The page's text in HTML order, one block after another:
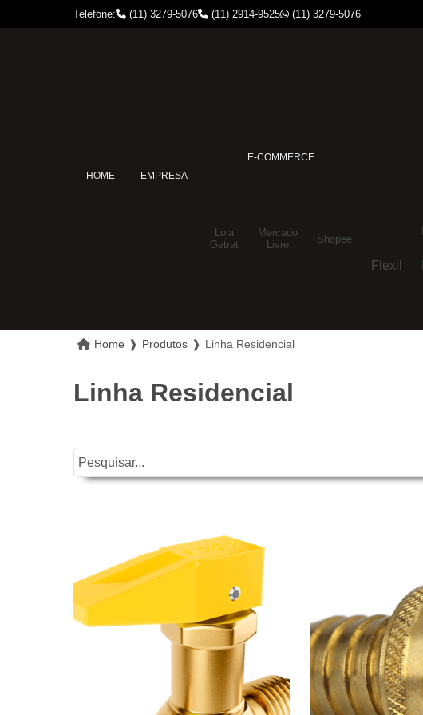
Telefone: (11) 3279-5076 (11) 2914-9525 (11) 3279-5076
HOME EMPRESA
E-COMMERCE
Loja
Getrat
Mercado
Livre
Shopee
Flexil
Home ❱ Produtos ❱ Linha Residencial
Linha Residencial